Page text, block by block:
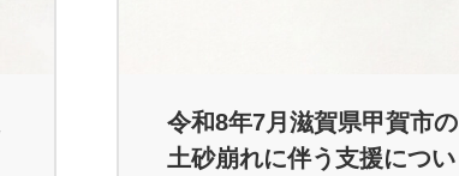
令和8年7月滋賀県甲賀市の
土砂崩れに伴う支援につい